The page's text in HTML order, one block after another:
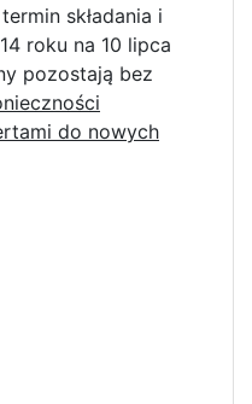
składania i
roku na 10 lipca
pozostają bez
do nowych